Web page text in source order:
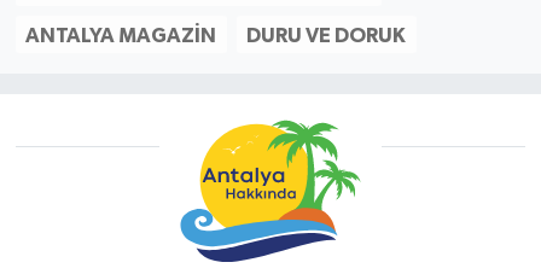
ANTALYA MAGAZIN DURU VE DORUK